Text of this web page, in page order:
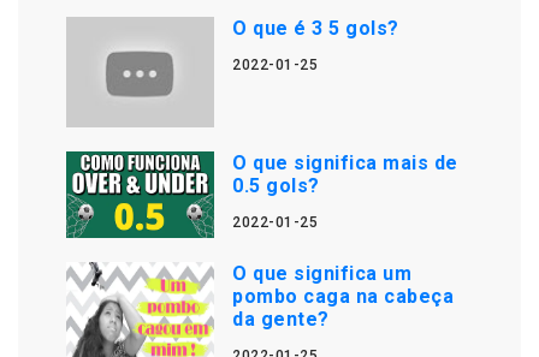
O que é 3 5 gols?
2022-01-25
O que significa mais de
0.5 gols?
2022-01-25
O que significa um
pombo caga na cabeça
da gente?